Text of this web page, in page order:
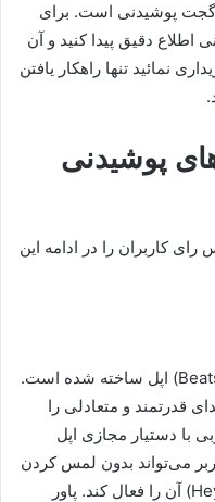
گجت پوشیدنی است. برای
اطلاع دقیق پیدا کنید و آن
نمائید تنها راهکار یافتن
پوشیدنی
کاربران را در ادامه این
پاور بیتس پرو توسط خود برند بیتس (Beats) اپل ساخته شده است.
قدرتمند و متعادلی را
با دستیار مجازی اپل
می‌تواند بدون لمس کردن
آیفون خود و تنها با گفتن عبارت (Hey Siri) آن را فعال کند. پاور